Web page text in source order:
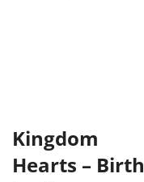
Kingdom
Hearts – Birth